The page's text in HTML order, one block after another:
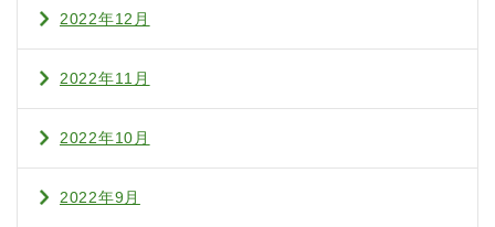
2022年12月
2022年11月
2022年10月
2022年9月